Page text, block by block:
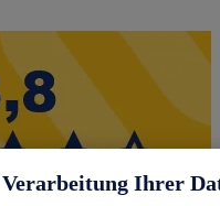
Ihrer